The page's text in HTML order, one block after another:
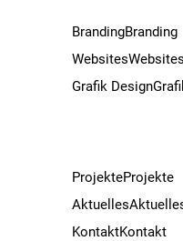
BrandingBranding
WebsitesWebsites
Grafik Design
ProjekteProjekte
Aktuelles
KontaktKontakt